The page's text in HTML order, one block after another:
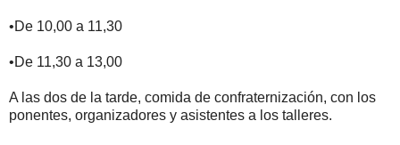
•De 10,00 a 11,30
•De 11,30 a 13,00
A las dos de la tarde, comida de confraternización, con los
ponentes, organizadores y asistentes a los talleres.